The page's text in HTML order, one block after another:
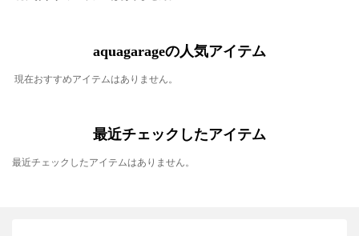
aquagarageの人気アイテム
現在おすすめアイテムはありません。
最近チェックしたアイテム
最近チェックしたアイテムはありません。